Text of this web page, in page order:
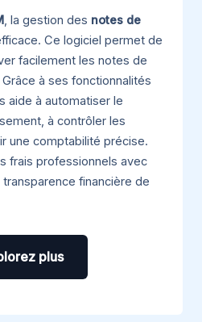
, la gestion des notes de
Ce logiciel permet de
facilement les notes de
à ses fonctionnalités
aide à automatiser le
à contrôler les
une comptabilité précise.
frais professionnels avec
financière de
plus